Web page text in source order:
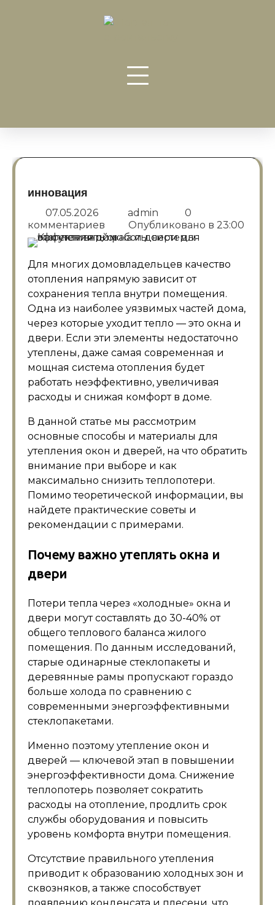
инновация
07.05.2026 admin
0
комментариев
Опубликовано в 23:00
Для многих домовладельцев качество
отопления напрямую зависит от
сохранения тепла внутри помещения.
Одна из наиболее уязвимых частей дома,
через которые уходит тепло — это окна и
двери. Если эти элементы недостаточно
утеплены, даже самая современная и
мощная система отопления будет
работать неэффективно, увеличивая
расходы и снижая комфорт в доме.
В данной статье мы рассмотрим
основные способы и материалы для
утепления окон и дверей, на что обратить
внимание при выборе и как
максимально снизить теплопотери.
Помимо теоретической информации, вы
найдете практические советы и
рекомендации с примерами.
Почему важно утеплять окна и
двери
Потери тепла через «холодные» окна и
двери могут составлять до 30-40% от
общего теплового баланса жилого
помещения. По данным исследований,
старые одинарные стеклопакеты и
деревянные рамы пропускают гораздо
больше холода по сравнению с
современными энергоэффективными
стеклопакетами.
Именно поэтому утепление окон и
дверей — ключевой этап в повышении
энергоэффективности дома. Снижение
теплопотерь позволяет сократить
расходы на отопление, продлить срок
службы оборудования и повысить
уровень комфорта внутри помещения.
Отсутствие правильного утепления
приводит к образованию холодных зон и
сквозняков, а также способствует
появлению конденсата и плесени, что